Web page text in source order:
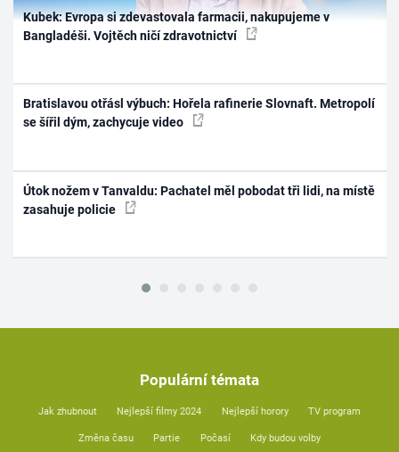
Kubek: Evropa si zdevastovala farmacii, nakupujeme v
Bangladéši. Vojtěch ničí zdravotnictví
Bratislavou otřásl výbuch: Hořela rafinerie Slovnaft. Metropolí
se šířil dým, zachycuje video
Útok nožem v Tanvaldu: Pachatel měl pobodat tři lidi, na místě
zasahuje policie
Populární témata
Jak zhubnout Nejlepší filmy 2024 Nejlepší horory TV program
Změna času Partie Počasí Kdy budou volby